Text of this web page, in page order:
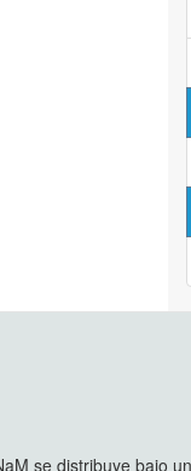
se distribuye bajo